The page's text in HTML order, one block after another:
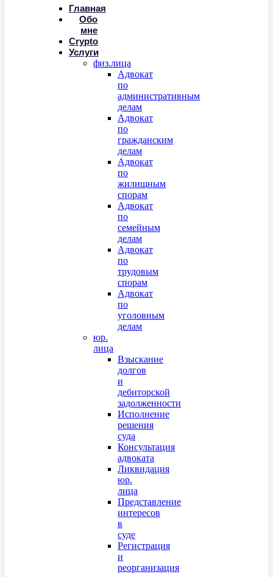
Главная
Обо
мне
Crypto
Услуги
физ.лица
Адвокат
по
административным
делам
Адвокат
по
гражданским
делам
Адвокат
по
жилищным
спорам
Адвокат
по
семейным
делам
Адвокат
по
трудовым
спорам
Адвокат
по
уголовным
делам
юр.
лица
Взыскание
долгов
и
дебиторской
задолженности
Исполнение
решения
суда
Консультация
адвоката
Ликвидация
юр.
лица
Представление
интересов
в
суде
Регистрация
и
реорганизация